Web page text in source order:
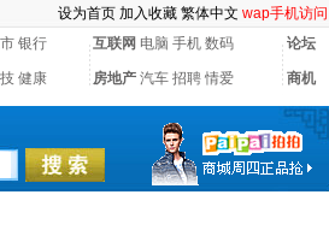
设为首页 加入收藏 繁体中文 wap手机访问
银行 互联网 电脑 手机 数码 论坛
健康 房地产 汽车 招聘 情爱 商机